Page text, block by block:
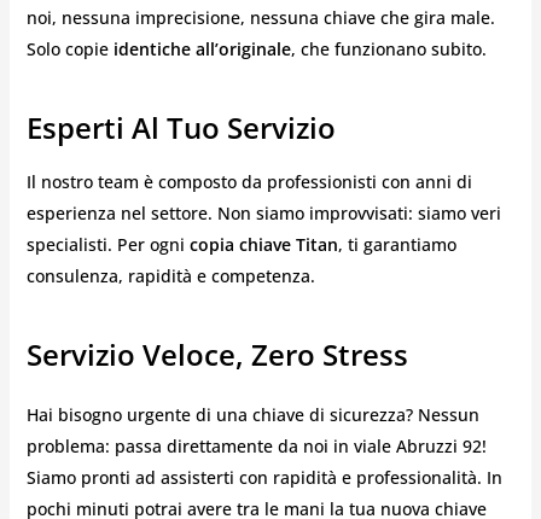
noi, nessuna imprecisione, nessuna chiave che gira male.
Solo copie identiche all’originale, che funzionano subito.
Esperti Al Tuo Servizio
Il nostro team è composto da professionisti con anni di
esperienza nel settore. Non siamo improvvisati: siamo veri
specialisti. Per ogni copia chiave Titan, ti garantiamo
consulenza, rapidità e competenza.
Servizio Veloce, Zero Stress
Hai bisogno urgente di una chiave di sicurezza? Nessun
problema: passa direttamente da noi in viale Abruzzi 92!
Siamo pronti ad assisterti con rapidità e professionalità. In
pochi minuti potrai avere tra le mani la tua nuova chiave